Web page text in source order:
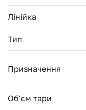
Лінійка
Тип
Призначення
Об'єм тари